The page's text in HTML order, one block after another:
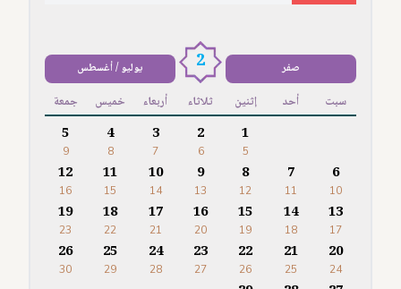
صفر 2 يوليو / أغسطس
سبت أحد إثنين ثلاثاء أربعاء خميس جمعة
1
5
2
6
3
7
4
8
5
9
6
10
7
11
8
12
9
13
10
14
11
15
12
16
13
17
14
18
15
19
16
20
17
21
18
22
19
23
20
24
21
25
22
26
23
27
24
28
25
29
26
30